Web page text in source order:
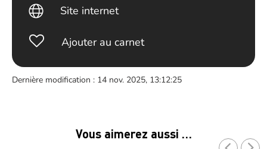
Site internet
Ajouter au carnet
Dernière modification : 14 nov. 2025, 13:12:25
Vous aimerez aussi …